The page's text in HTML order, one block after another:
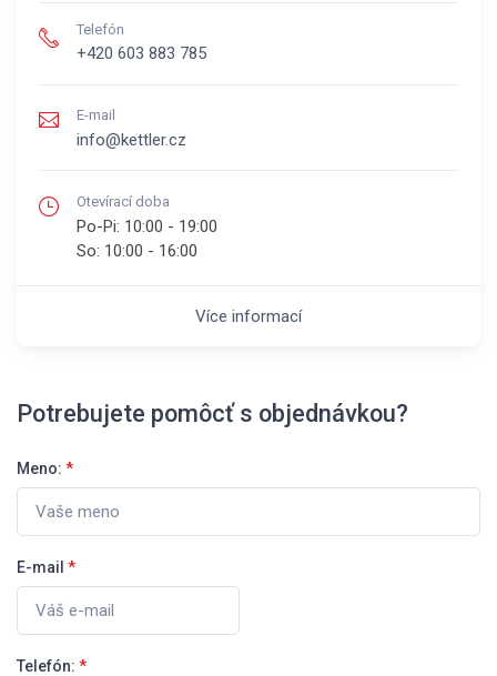
Telefón
+420 603 883 785
E-mail
info@kettler.cz
Otevírací doba
Po-Pi: 10:00 - 19:00
So: 10:00 - 16:00
Více informací
Potrebujete pomôcť s objednávkou?
Meno: *
E-mail *
Telefón: *